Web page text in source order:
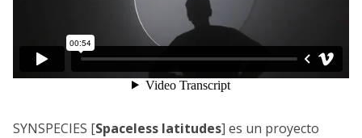
SYNSPECIES [Spaceless latitudes] es un proyecto